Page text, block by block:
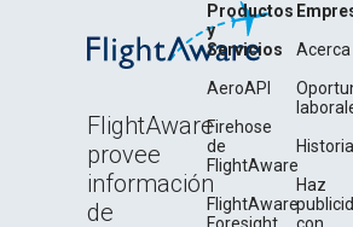
FlightAware
provee
información
de
Productos
y
Servicios
AeroAPI
Firehose
de
FlightAware
FlightAware
Acerca
Historial
Haz